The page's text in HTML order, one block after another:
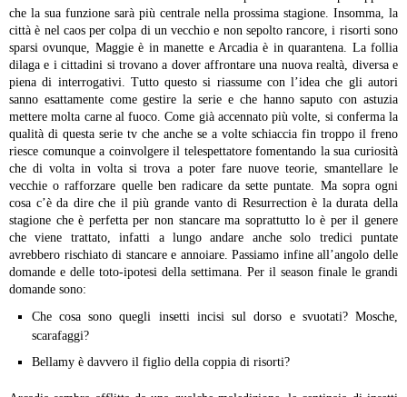
che la sua funzione sarà più centrale nella prossima stagione. Insomma, la
città è nel caos per colpa di un vecchio e non sepolto rancore, i risorti sono
sparsi ovunque, Maggie è in manette e Arcadia è in quarantena. La follia
dilaga e i cittadini si trovano a dover affrontare una nuova realtà, diversa e
piena di interrogativi. Tutto questo si riassume con l’idea che gli autori
sanno esattamente come gestire la serie e che hanno saputo con astuzia
mettere molta carne al fuoco. Come già accennato più volte, si conferma la
qualità di questa serie tv che anche se a volte schiaccia fin troppo il freno
riesce comunque a coinvolgere il telespettatore fomentando la sua curiosità
che di volta in volta si trova a poter fare nuove teorie, smantellare le
vecchie o rafforzare quelle ben radicare da sette puntate. Ma sopra ogni
cosa c’è da dire che il più grande vanto di Resurrection è la durata della
stagione che è perfetta per non stancare ma soprattutto lo è per il genere
che viene trattato, infatti a lungo andare anche solo tredici puntate
avrebbero rischiato di stancare e annoiare. Passiamo infine all’angolo delle
domande e delle toto-ipotesi della settimana. Per il season finale le grandi
domande sono:
Che cosa sono quegli insetti incisi sul dorso e svuotati? Mosche,
scarafaggi?
Bellamy è davvero il figlio della coppia di risorti?